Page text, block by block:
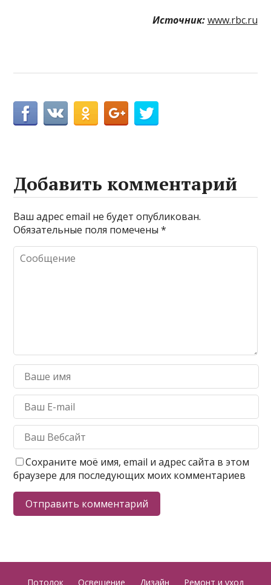
Источник: www.rbc.ru
Добавить комментарий
Ваш адрес email не будет опубликован.
Обязательные поля помечены*
Сохраните моё имя, email и адрес сайта в этом
браузере для последующих моих комментариев
Потолок Освещение Дизайн Ремонт и уход